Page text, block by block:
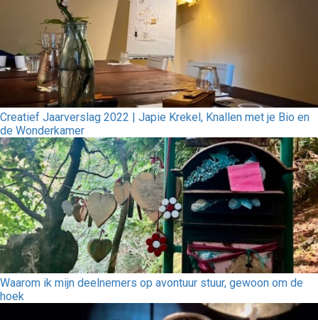
Creatief Jaarverslag 2022 | Japie Krekel, Knallen met je Bio en
de Wonderkamer
Waarom ik mijn deelnemers op avontuur stuur, gewoon om de
hoek